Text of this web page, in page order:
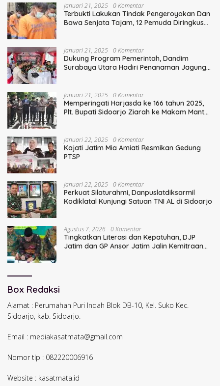
Januari 21, 2025 0 Komentar
Terbukti Lakukan Tindak Pengeroyokan Dan
Bawa Senjata Tajam, 12 Pemuda Diringkus
Januari 21, 2025 0 Komentar
Dukung Program Pemerintah, Dandim
Surabaya Utara Hadiri Penanaman Jagung
Januari 21, 2025 0 Komentar
Memperingati Harjasda ke 166 tahun 2025,
Plt. Bupati Sidoarjo Ziarah ke Makam Mantan
Januari 22, 2025 0 Komentar
Kajati Jatim Mia Amiati Resmikan Gedung
PTSP
Januari 22, 2025 0 Komentar
Perkuat Silaturahmi, Danpuslatdiksarmil
Kodiklatal Kunjungi Satuan TNI AL di Sidoarjo
Agustus 7, 2026 0 Komentar
Tingkatkan Literasi dan Kepatuhan, DJP
Jatim dan GP Ansor Jatim Jalin Kemitraan
Box Redaksi
Alamat : Perumahan Puri Indah Blok DB-10, Kel. Suko Kec.
Sidoarjo, kab. Sidoarjo.
Email : mediakasatmata@gmail.com
Nomor tlp : 082220006916
Website : kasatmata.id